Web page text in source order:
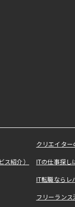
クリエイタ
ス紹介） ITの仕事探
IT転職なら
フリーラン